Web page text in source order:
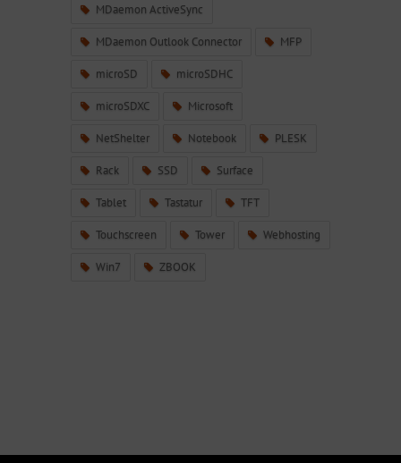
MDaemon ActiveSync
MDaemon Outlook Connector MFP
microSD microSDHC
microSDXC Microsoft
NetShelter Notebook PLESK
Rack SSD Surface
Tablet Tastatur TFT
Touchscreen Tower Webhosting
Win7 ZBOOK